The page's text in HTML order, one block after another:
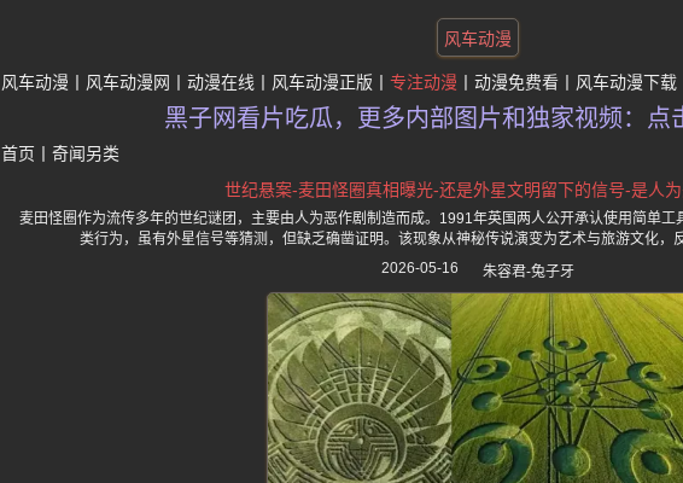
风车动漫
风车动漫 风车动漫网 动漫在线 风车动漫正版 专注动漫 动漫免费看 风车动漫下载
黑子网看片吃瓜，更多内部图片和独家视频：点
首页 奇闻另类
世纪悬案-麦田怪圈真相曝光-还是外星文明留下的信号-是人为
麦田怪圈作为流传多年的世纪谜团，主要由人为恶作剧制造而成。1991年英国两人公开承认使用简单
类行为，虽有外星信号等猜测，但缺乏确凿证明。该现象从神秘传说演变为艺术与旅游文化，
2026-05-16
朱容君-兔子牙